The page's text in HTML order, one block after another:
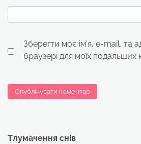
Зберегти моє ім'я, e-mail, та
браузері для моїх подальших
Тлумачення снів